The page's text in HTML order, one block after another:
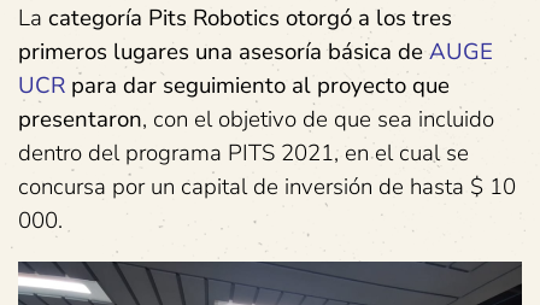
La categoría Pits Robotics otorgó a los tres
primeros lugares una asesoría básica deAUGE
UCR para dar seguimiento al proyecto que
presentaron, con el objetivo de que sea incluido
dentro del programa PITS 2021, en el cual se
concursa por un capital de inversión de hasta $ 10
000.